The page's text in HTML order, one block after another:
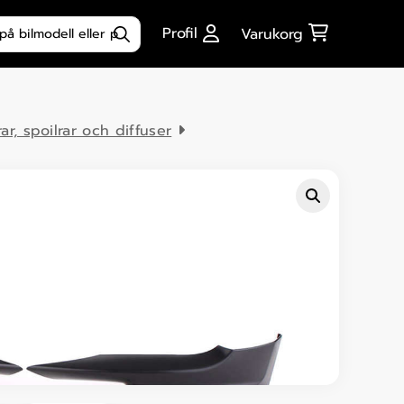
Profil Varukorg
spoilrar och diffuser